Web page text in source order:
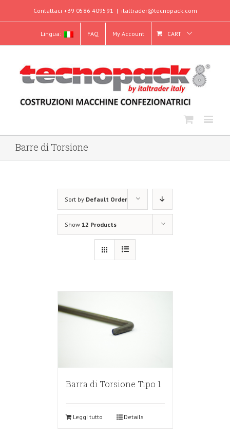
Contattaci +39 0586 409591 | italtrader@tecnopack.com
Lingua: FAQ My Account CART
Barre di Torsione
Sort by Default Order
Show 12 Products
Barra di Torsione Tipo 1
Leggi tutto Details